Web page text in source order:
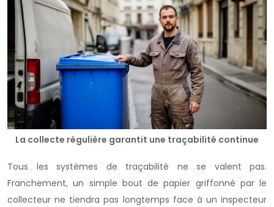
La collecte régulière garantit une traçabilité continue
Tous les systèmes de traçabilité ne se valent pas.
Franchement, un simple bout de papier griffonné par le
collecteur ne tiendra pas longtemps face à un inspecteur